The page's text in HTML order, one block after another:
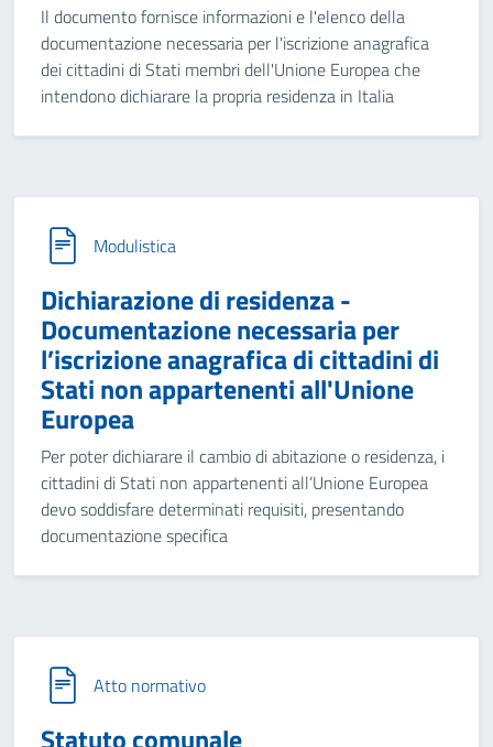
Il documento fornisce informazioni e l'elenco della
documentazione necessaria per l'iscrizione anagrafica
dei cittadini di Stati membri dell'Unione Europea che
intendono dichiarare la propria residenza in Italia
Modulistica
Dichiarazione di residenza -
Documentazione necessaria per
l’iscrizione anagrafica di cittadini di
Stati non appartenenti all'Unione
Europea
Per poter dichiarare il cambio di abitazione o residenza, i
cittadini di Stati non appartenenti all’Unione Europea
devo soddisfare determinati requisiti, presentando
documentazione specifica
Atto normativo